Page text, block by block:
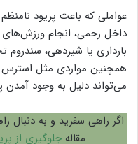
عواملی که باعث پریود
داخل رحمی، انجام
بارداری یا شیردهی،
همچنین مواردی مثل استرس و
می‌تواند دلیل به وجود آمدن
اگر راهی سفرید و به دنبال
مقالهجلوگیری از